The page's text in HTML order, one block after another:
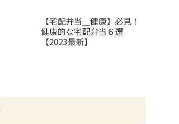
【宅配弁当＿健康】必見！
健康的な宅配弁当６選
【2023最新】